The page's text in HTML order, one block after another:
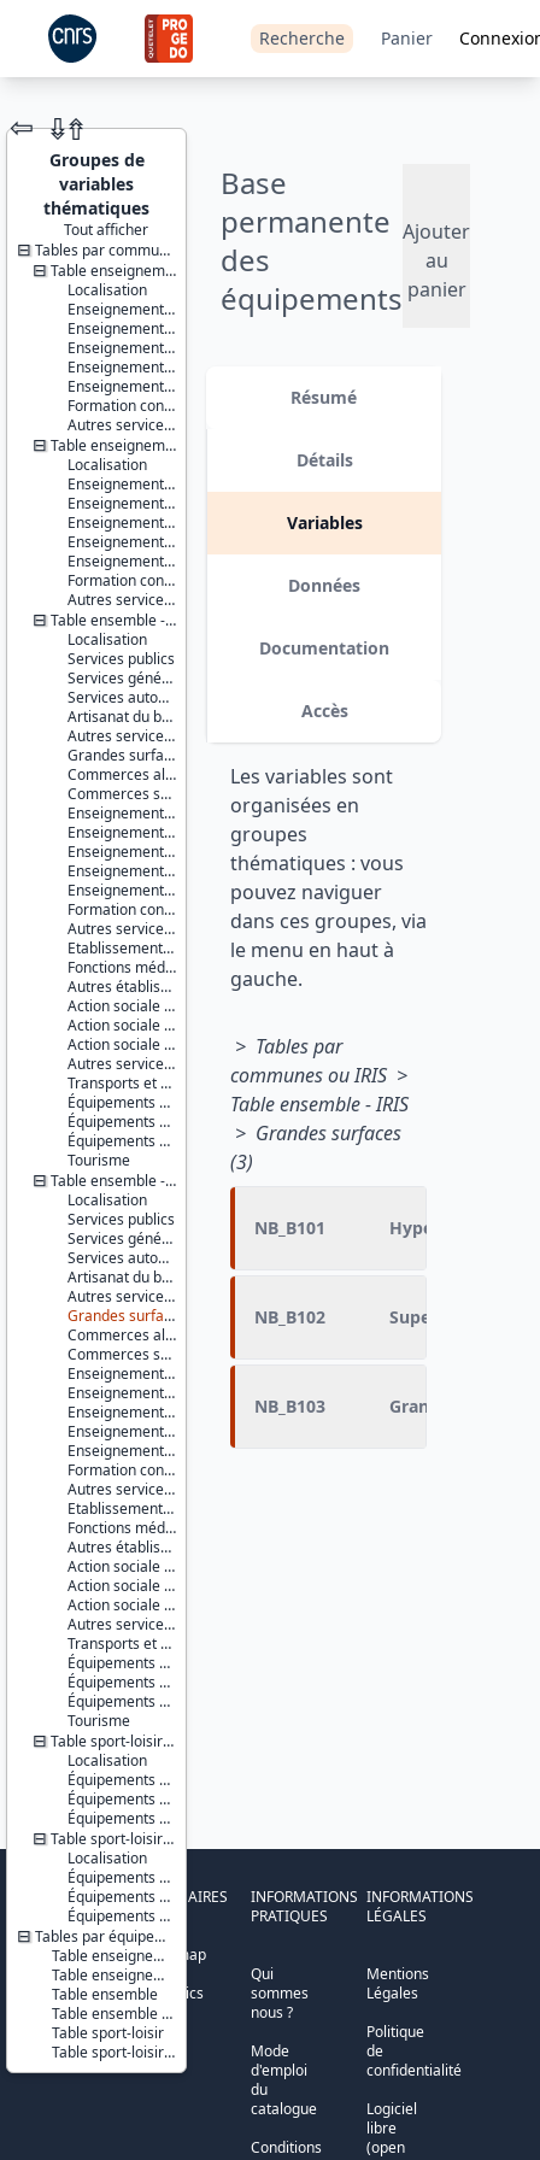
Recherche Panier
JEU DE
DONNÉES
Base
permanente
des
équipements
Ajouter
au
panier
⇦ ⇮⇮
Groupes de
variables
thématiques
Tout afficher
Tables par communes ou IRIS
Table enseignement - communes
Localisation
Enseignement du premier degré
Enseignement du second degré premier cycle
Enseignement du second degré second cycle
Enseignement supérieur non universitaire
Enseignement supérieur universitaire
Formation continue
Autres services de l'éducation
Table enseignement - IRIS
Localisation
Enseignement du premier degré
Enseignement du second degré premier cycle
Enseignement du second degré second cycle
Enseignement supérieur non universitaire
Enseignement supérieur universitaire
Formation continue
Autres services de l'éducation
Table ensemble - communes
Localisation
Services publics
Services généraux
Services automobiles
Artisanat du bâtiment
Autres services à la population
Grandes surfaces
Commerces alimentaires
Commerces spécialisés non alimentaires
Enseignement du premier degré
Enseignement du second degré premier cycle
Enseignement du second degré second cycle
Enseignement supérieur non universitaire
Enseignement supérieur universitaire
Formation continue
Autres services de l'éducation
Etablissements et services de santé
Fonctions médicales et para-médicales
Autres établissements et services à caractère sanitaire
Action sociale pour personnes âgées
Action sociale pour enfants en bas âge
Action sociale pour handicapés
Autres services d'action sociale
Transports et déplacements
Équipements sportifs
Équipements de loisirs
Équipements culturels et socioculturels
Tourisme
Table ensemble - IRIS
Localisation
Services publics
Services généraux
Services automobiles
Artisanat du bâtiment
Autres services à la population
Grandes surfaces
Commerces alimentaires
Commerces spécialisés non alimentaires
Enseignement du premier degré
Enseignement du second degré premier cycle
Enseignement du second degré second cycle
Enseignement supérieur non universitaire
Enseignement supérieur universitaire
Formation continue
Autres services de l'éducation
Etablissements et services de santé
Fonctions médicales et para-médicales
Autres établissements et services à caractère sanitaire
Action sociale pour personnes âgées
Action sociale pour enfants en bas âge
Action sociale pour handicapés
Autres services d'action sociale
Transports et déplacements
Équipements sportifs
Équipements de loisirs
Équipements culturels et socioculturels
Tourisme
Table sport-loisir - communes
Localisation
Équipements sportifs
Équipements de loisirs
Équipements culturels et socioculturels
Table sport-loisir - IRIS
Localisation
Équipements sportifs
Équipements de loisirs
Équipements culturels et socioculturels
Tables par équipements
Table enseignement
Table enseignement - localisation XY
Table ensemble
Table ensemble - localisation XY
Table sport-loisir
Table sport-loisir - localisation XY
Identifiants :
lil-1483
doi:10.13144/lil-
1483
Thème :
Données
localisées
Série :
Base
permanente
des
équipements
(BPE)
Couverture
géographique :
France
métropolitaine
Guadeloupe
Martinique
Guyane
La
Réunion
Mayotte
Producteur :
INSEE
Diffuseur :
Progedo-
Adisp
Résumé
Détails
Variables
Données
Documentation
Accès
Les variables sont
organisées en
groupes
thématiques : vous
pouvez naviguer
dans ces groupes, via
le menu en haut à
gauche.
> Tables par
communes ou IRIS >
Table ensemble - IRIS
> Grandes surfaces
(3)
NB_B101 Hypermarché
NB_B102 Supermarché
NB_B103 Grande surface
PARTENAIRES
Cepremap
DBnomics
Huma-
Num
INFORMATIONS
PRATIQUES
Qui
sommes
nous ?
Mode
d'emploi
du
catalogue
Conditions
INFORMATIONS
LÉGALES
Mentions
Légales
Politique
de
confidentialité
Logiciel
libre
(open